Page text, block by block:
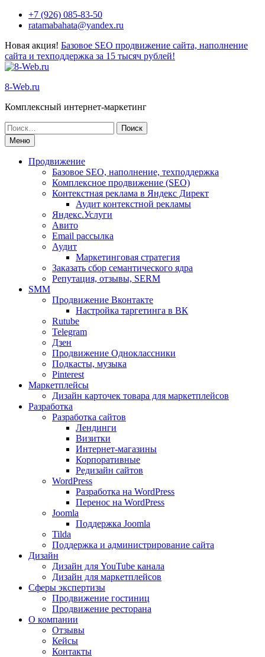
Перейти+7 (926) 085-83-50
ratamabahata@yandex.ru
Новая акция! Базовое SEO продвижение сайта, наполнение
сайта и техподдержка за 15 тысяч рублей!
8-Web.ru
Комплексный интернет-маркетинг
Поиск
по:Меню
Продвижение
Базовое SEO, наполнение, техподдержка
Комплексное продвижение (SEO)
Контекстная реклама в Яндекс Директ
Аудит контекстной рекламы
Яндекс.Услуги
Авито
Email рассылка
Аудит
Маркетинговая стратегия
Заказать сбор семантического ядра
Репутация, отзывы, SERM
SMM
Продвижение Вконтакте
Настройка таргетинга в ВК
Rutube
Telegram
Дзен
Продвижение Одноклассники
Подкасты, музыка
Pinterest
Маркетплейсы
Дизайн карточек товара для маркетплейсов
Разработка
Разработка сайтов
Лендинги
Визитки
Интернет-магазины
Корпоративные
Редизайн сайтов
WordPress
Разработка на WordPress
Перенос на WordPress
Joomla
Поддержка Joomla
Tilda
Поддержка и администрирование сайта
Дизайн
Дизайн для YouTube канала
Дизайн для маркетплейсов
Сферы экспертизы
Продвижение гостиниц
Продвижение ресторана
О компании
Отзывы
Кейсы
Контакты